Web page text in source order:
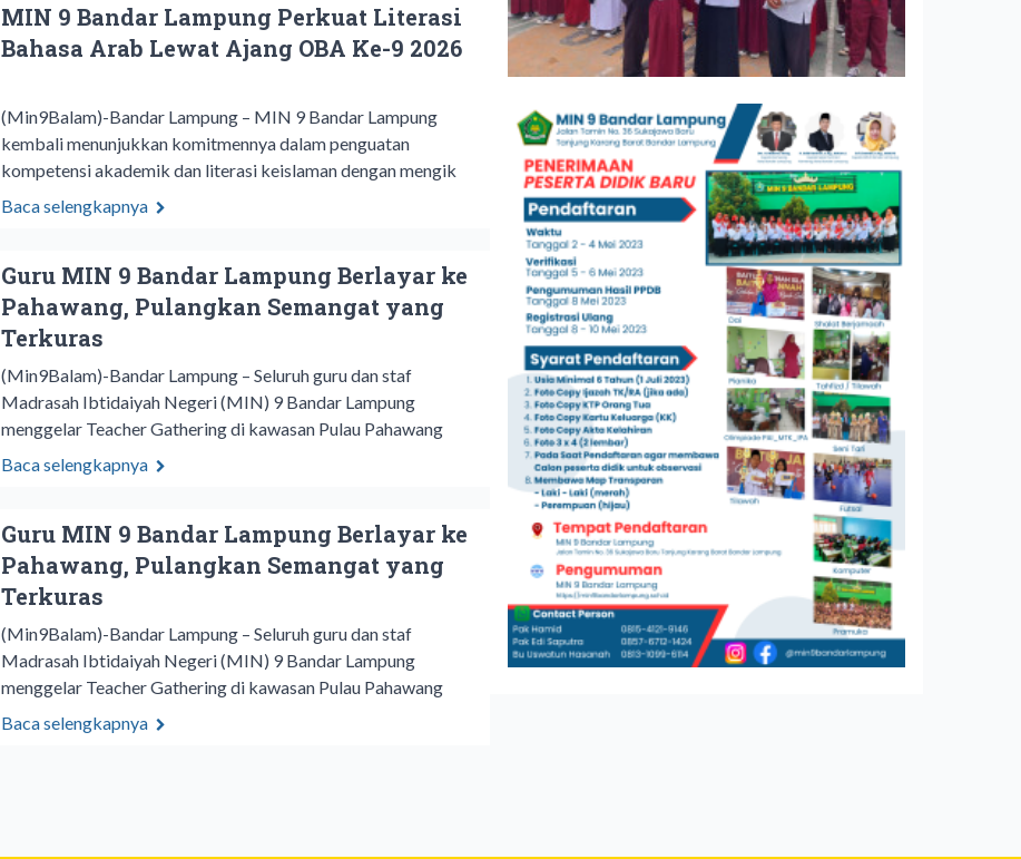
MIN 9 Bandar Lampung Perkuat Literasi
Bahasa Arab Lewat Ajang OBA Ke-9 2026 ‎
‎(Min9Balam)-Bandar Lampung – MIN 9 Bandar Lampung
kembali menunjukkan komitmennya dalam penguatan
kompetensi akademik dan literasi keislaman dengan mengik
Baca selengkapnya
Guru MIN 9 Bandar Lampung Berlayar ke
Pahawang, Pulangkan Semangat yang
Terkuras
‎(Min9Balam)-Bandar Lampung – Seluruh guru dan staf
Madrasah Ibtidaiyah Negeri (MIN) 9 Bandar Lampung
menggelar Teacher Gathering di kawasan Pulau Pahawang
Baca selengkapnya
Guru MIN 9 Bandar Lampung Berlayar ke
Pahawang, Pulangkan Semangat yang
Terkuras
‎(Min9Balam)-Bandar Lampung – Seluruh guru dan staf
Madrasah Ibtidaiyah Negeri (MIN) 9 Bandar Lampung
menggelar Teacher Gathering di kawasan Pulau Pahawang
Baca selengkapnya